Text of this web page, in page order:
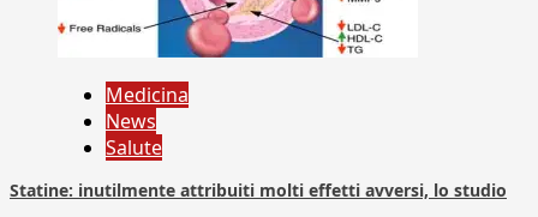
Medicina
News
Salute
Statine: inutilmente attribuiti molti effetti avversi, lo studio